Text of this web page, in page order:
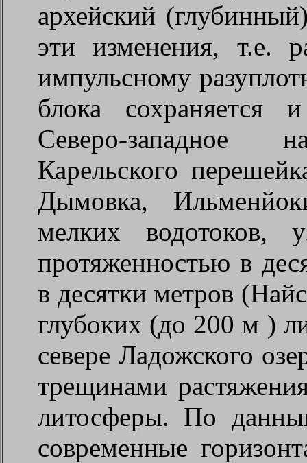
архейский
эти изменения, т.е.
импульсному
блока сохраняется
Северо-западное
Карельского
Дымовка,
мелких водотоков,
протяженностью в
в десятки метров
глубоких (до 200 м )
севере Ладожского
трещинами
литосферы. По
современные